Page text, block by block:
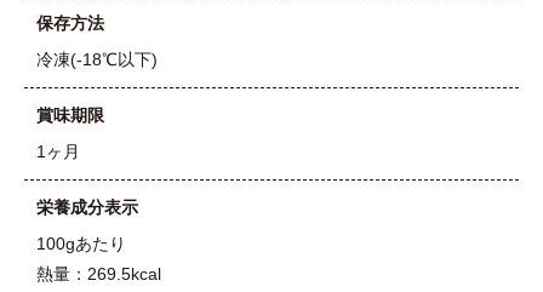
保存方法
冷凍(-18℃以下)
賞味期限
1ヶ月
栄養成分表示
100gあたり
熱量：269.5kcal